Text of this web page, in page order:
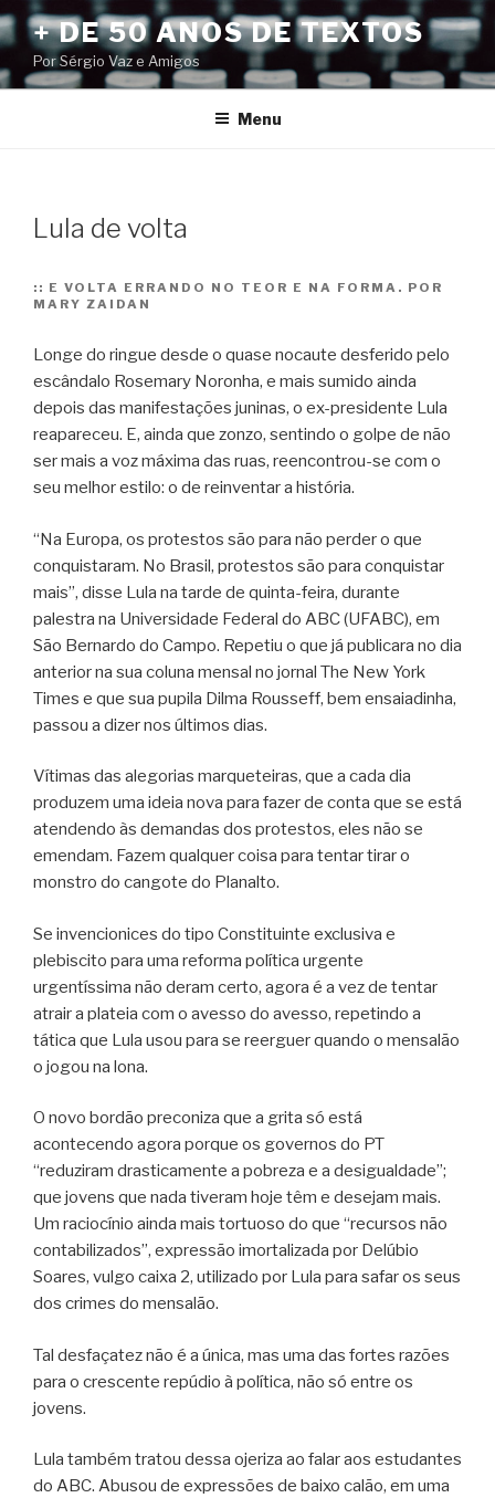
Pular
para
o
conteúdo
+ DE 50 ANOS DE TEXTOS
Por Sérgio Vaz e Amigos
Menu
Lula de volta
:: E VOLTA ERRANDO NO TEOR E NA FORMA. POR
MARY ZAIDAN
Longe do ringue desde o quase nocaute desferido pelo
escândalo Rosemary Noronha, e mais sumido ainda
depois das manifestações juninas, o ex-presidente Lula
reapareceu. E, ainda que zonzo, sentindo o golpe de não
ser mais a voz máxima das ruas, reencontrou-se com o
seu melhor estilo: o de reinventar a história.
“Na Europa, os protestos são para não perder o que
conquistaram. No Brasil, protestos são para conquistar
mais”, disse Lula na tarde de quinta-feira, durante
palestra na Universidade Federal do ABC (UFABC), em
São Bernardo do Campo. Repetiu o que já publicara no dia
anterior na sua coluna mensal no jornal The New York
Times e que sua pupila Dilma Rousseff, bem ensaiadinha,
passou a dizer nos últimos dias.
Vítimas das alegorias marqueteiras, que a cada dia
produzem uma ideia nova para fazer de conta que se está
atendendo às demandas dos protestos, eles não se
emendam. Fazem qualquer coisa para tentar tirar o
monstro do cangote do Planalto.
Se invencionices do tipo Constituinte exclusiva e
plebiscito para uma reforma política urgente
urgentíssima não deram certo, agora é a vez de tentar
atrair a plateia com o avesso do avesso, repetindo a
tática que Lula usou para se reerguer quando o mensalão
o jogou na lona.
O novo bordão preconiza que a grita só está
acontecendo agora porque os governos do PT
“reduziram drasticamente a pobreza e a desigualdade”;
que jovens que nada tiveram hoje têm e desejam mais.
Um raciocínio ainda mais tortuoso do que “recursos não
contabilizados”, expressão imortalizada por Delúbio
Soares, vulgo caixa 2, utilizado por Lula para safar os seus
dos crimes do mensalão.
Tal desfaçatez não é a única, mas uma das fortes razões
para o crescente repúdio à política, não só entre os
jovens.
Lula também tratou dessa ojeriza ao falar aos estudantes
do ABC. Abusou de expressões de baixo calão, em uma